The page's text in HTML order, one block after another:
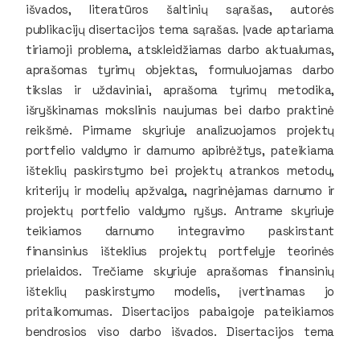
išvados, literatūros šaltinių sąrašas, autorės
publikacijų disertacijos tema sąrašas. Įvade aptariama
tiriamoji problema, atskleidžiamas darbo aktualumas,
aprašomas tyrimų objektas, formuluojamas darbo
tikslas ir uždaviniai, aprašoma tyrimų metodika,
išryškinamas mokslinis naujumas bei darbo praktinė
reikšmė. Pirmame skyriuje analizuojamos projektų
portfelio valdymo ir darnumo apibrėžtys, pateikiama
išteklių paskirstymo bei projektų atrankos metodų,
kriterijų ir modelių apžvalga, nagrinėjamas darnumo ir
projektų portfelio valdymo ryšys. Antrame skyriuje
teikiamos darnumo integravimo paskirstant
finansinius išteklius projektų portfelyje teorinės
prielaidos. Trečiame skyriuje aprašomas finansinių
išteklių paskirstymo modelis, įvertinamas jo
pritaikomumas. Disertacijos pabaigoje pateikiamos
bendrosios viso darbo išvados. Disertacijos tema